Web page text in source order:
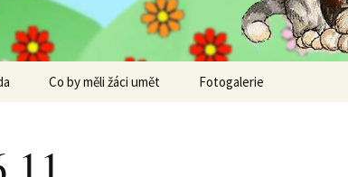
Co by měli žáci umět Fotogalerie